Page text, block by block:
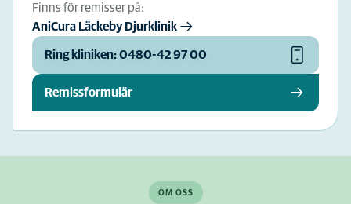
Finns för remisser på:
AniCura Läckeby Djurklinik
Ring kliniken: 0480-42 97 00
Remissformulär
OM OSS